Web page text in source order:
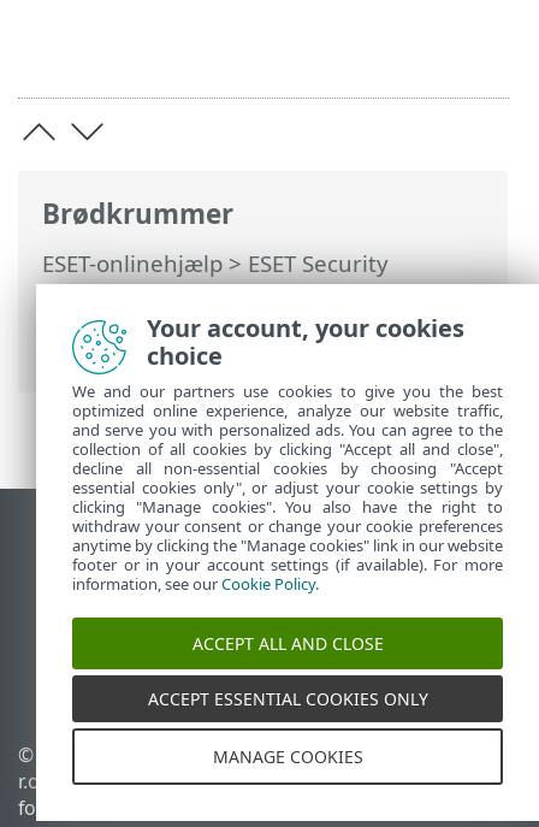
Brødkrummer
ESET-onlinehjælp>ESET Security
Ultimate>Avanceret opsætning>
Scanninger>Udeladelser >
Registreringsudeladelser
Vis computerwebsted
End of Life
ESET-vidensbase
ESET-forum
ESET Status Portal
Regional support
© 1992 - 2025 ESET, spol. s
r.o. – Alle rettigheder
forbeholdes.
Administrer cookies
Cookiepolitik
Your account, your cookies
choice
We and our partners use cookies to give you the best
optimized online experience, analyze our website traffic,
and serve you with personalized ads. You can agree to the
collection of all cookies by clicking "Accept all and close",
decline all non-essential cookies by choosing "Accept
essential cookies only", or adjust your cookie settings by
clicking "Manage cookies". You also have the right to
withdraw your consent or change your cookie preferences
anytime by clicking the "Manage cookies" link in our website
footer or in your account settings (if available). For more
information, see ourCookie Policy.
ACCEPT ALL AND CLOSE
ACCEPT ESSENTIAL COOKIES ONLY
MANAGE COOKIES